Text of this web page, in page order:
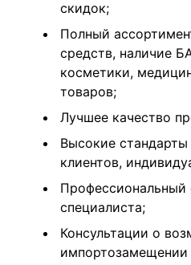
скидок;
Полный
средств, наличие
косметики,
товаров;
Лучшее качество
Высокие
клиентов,
Профессиональный
специалиста;
Консультации о
импортозамещении